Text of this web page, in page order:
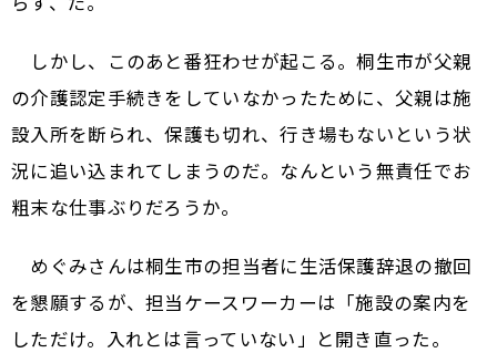
しかし、このあと番狂わせが起こる。桐生市が父親
の介護認定手続きをしていなかったために、父親は施
設入所を断られ、保護も切れ、行き場もないという状
況に追い込まれてしまうのだ。なんという無責任でお
粗末な仕事ぶりだろうか。
めぐみさんは桐生市の担当者に生活保護辞退の撤回
を懇願するが、担当ケースワーカーは「施設の案内を
しただけ。入れとは言っていない」と開き直った。